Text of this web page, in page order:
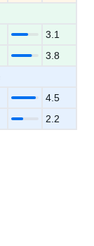
3.1
3.8
4.5
2.2